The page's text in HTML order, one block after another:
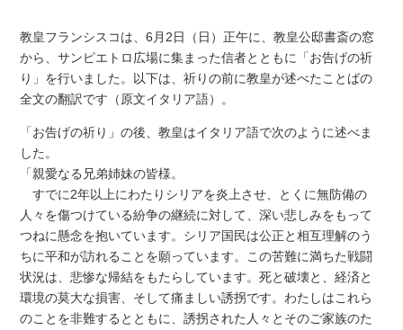
教皇フランシスコは、6月2日（日）正午に、教皇公邸書斎の窓
から、サンピエトロ広場に集まった信者とともに「お告げの祈
り」を行いました。以下は、祈りの前に教皇が述べたことばの
全文の翻訳です（原文イタリア語）。
「お告げの祈り」の後、教皇はイタリア語で次のように述べま
した。
「親愛なる兄弟姉妹の皆様。
すでに2年以上にわたりシリアを炎上させ、とくに無防備の
人々を傷つけている紛争の継続に対して、深い悲しみをもって
つねに懸念を抱いています。シリア国民は公正と相互理解のう
ちに平和が訪れることを願っています。この苦難に満ちた戦闘
状況は、悲惨な帰結をもたらしています。死と破壊と、経済と
環境の莫大な損害、そして痛ましい誘拐です。わたしはこれら
のことを非難するとともに、誘拐された人々とそのご家族のた